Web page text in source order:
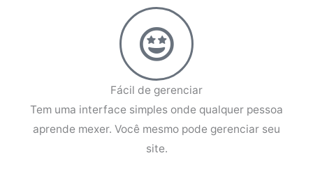
Fácil de gerenciar
Tem uma interface simples onde qualquer pessoa
aprende mexer. Você mesmo pode gerenciar seu
site.